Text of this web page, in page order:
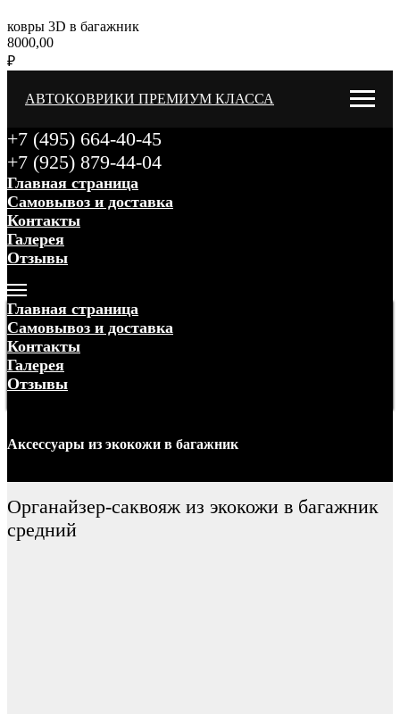
ковры 3D в багажник
8000,00
₽
АВТОКОВРИКИ ПРЕМИУМ КЛАССА
+7 (495) 664-40-45
+7 (925) 879-44-04
Главная страница
Самовывоз и доставка
Контакты
Галерея
Отзывы
Главная страница
Самовывоз и доставка
Контакты
Галерея
Отзывы
Аксессуары из экокожи в багажник
Органайзер-саквояж из экокожи в багажник
средний